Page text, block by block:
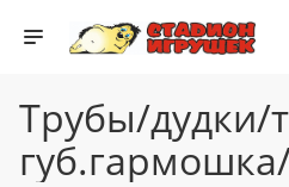
Трубы/дудки/